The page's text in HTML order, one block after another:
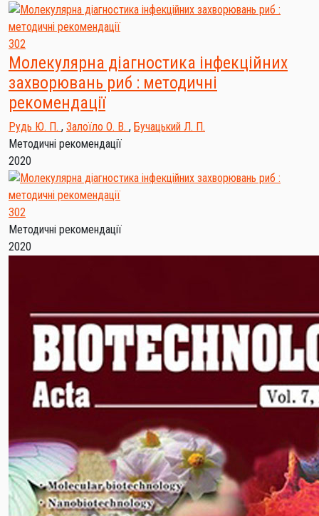
302
Молекулярна діагностика інфекційних
захворювань риб : методичні
рекомендації
Рудь Ю. П. , Залоїло О. В. , Бучацький Л. П.
Методичні рекомендації
2020
302
Методичні рекомендації
2020